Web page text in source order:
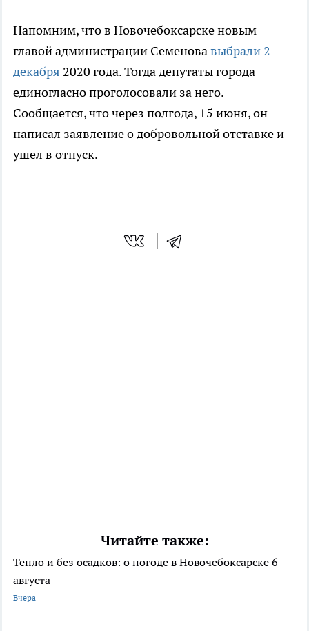
Напомним, что в Новочебоксарске новым
главой администрации Семеновавыбрали 2
декабря 2020 года. Тогда депутаты города
единогласно проголосовали за него.
Сообщается, что через полгода, 15 июня, он
написал заявление о добровольной отставке и
ушел в отпуск.
Читайте также:
Тепло и без осадков: о погоде в Новочебоксарске 6
августа
Вчера